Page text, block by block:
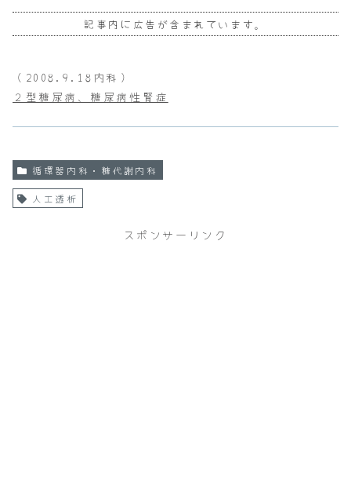
記事内に広告が含まれています。
（2008.9.18内科）
２型糖尿病、糖尿病性腎症
循環器内科・糖代謝内科
人工透析
スポンサーリンク